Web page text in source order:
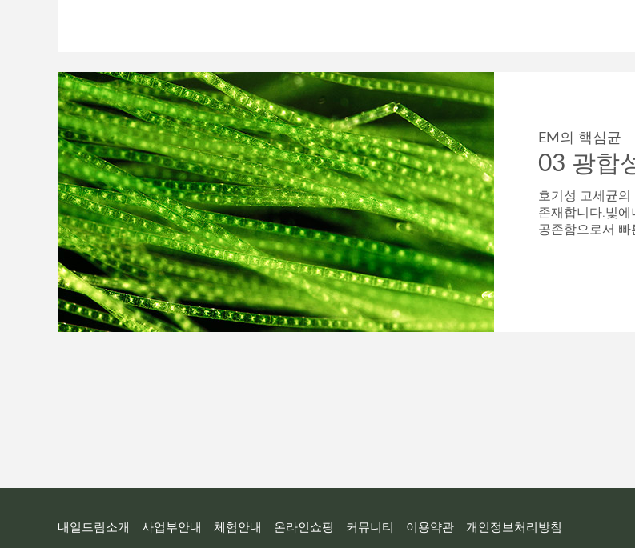
EM의 핵심균
03 광합
호기성 고세균
존재합니다.빛
공존함으로서 빠
내일드림소개 사업부안내 체험안내 온라인쇼핑 커뮤니티 이용약관 개인정보처리방침